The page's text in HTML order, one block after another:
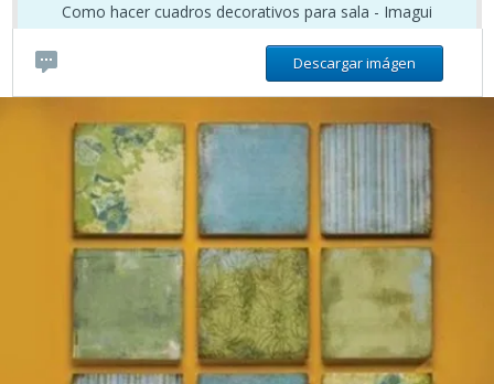
Como hacer cuadros decorativos para sala - Imagui
Descargar imágen